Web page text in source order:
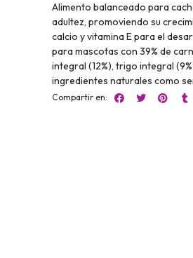
Alimento balanceado para
adultez, promoviendo su
calcio y vitamina E para el
para mascotas con 39% de
integral (12%), trigo integral
ingredientes naturales como
Compartir en: